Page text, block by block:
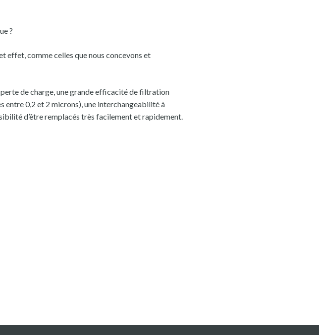
?
effet, comme celles que nous concevons et
de charge, une grande efficacité de filtration
entre 0,2 et 2 microns), une interchangeabilité à
d’être remplacés très facilement et rapidement.